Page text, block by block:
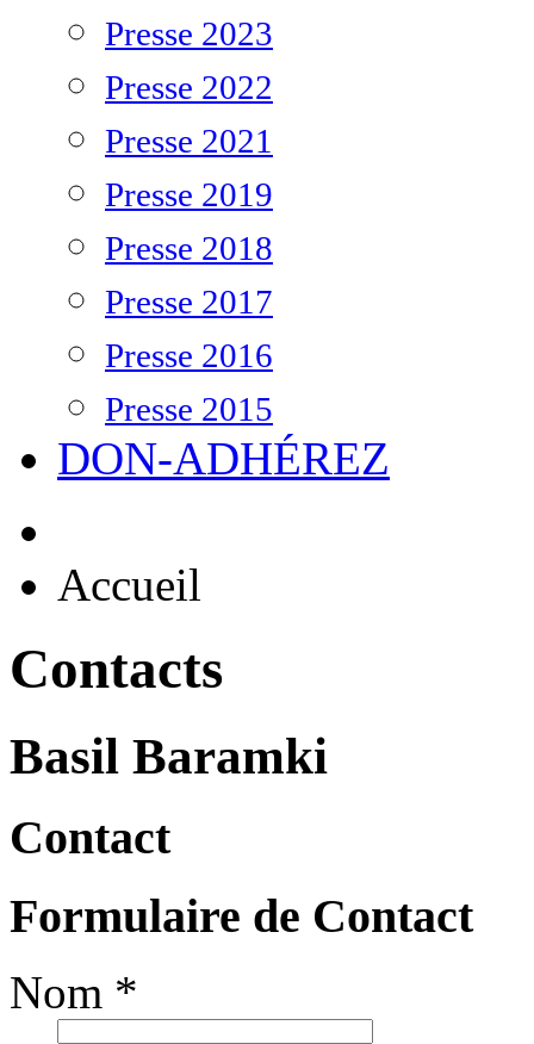
Presse 2023
Presse 2022
Presse 2021
Presse 2019
Presse 2018
Presse 2017
Presse 2016
Presse 2015
DON-ADHÉREZ
Accueil
Contacts
Basil Baramki
Contact
Formulaire de Contact
Nom *